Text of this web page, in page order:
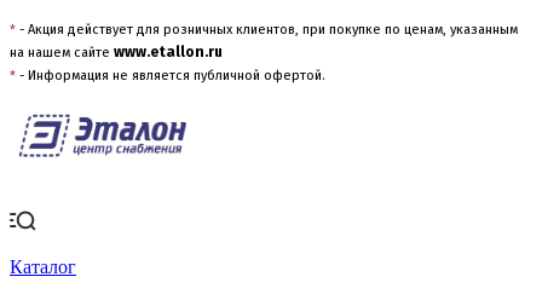
* - Акция действует для розничных клиентов, при покупке по ценам, указанным
на нашем сайте www.etallon.ru
* - Информация не является публичной офертой.
Каталог